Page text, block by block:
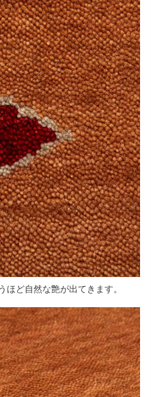
ほど自然な艶が出てきます。